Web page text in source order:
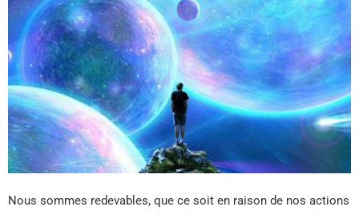
Nous sommes redevables, que ce soit en raison de nos actions